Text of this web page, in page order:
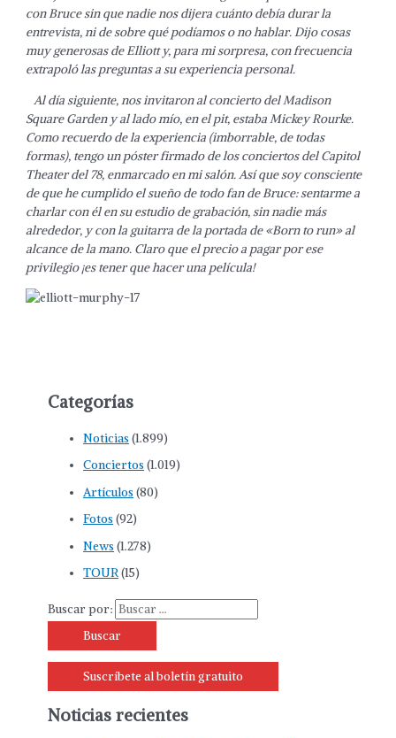
con Bruce sin que nadie nos dijera cuánto debía durar la
entrevista, ni de sobre qué podíamos o no hablar. Dijo cosas
muy generosas de Elliott y, para mi sorpresa, con frecuencia
extrapoló las preguntas a su experiencia personal.
Al día siguiente, nos invitaron al concierto del Madison
Square Garden y al lado mío, en el pit, estaba Mickey Rourke.
Como recuerdo de la experiencia (imborrable, de todas
formas), tengo un póster firmado de los conciertos del Capitol
Theater del 78, enmarcado en mi salón. Así que soy consciente
de que he cumplido el sueño de todo fan de Bruce: sentarme a
charlar con él en su estudio de grabación, sin nadie más
alrededor, y con la guitarra de la portada de «Born to run» al
alcance de la mano. Claro que el precio a pagar por ese
privilegio ¡es tener que hacer una película!
Categorías
Noticias (1.899)
Conciertos (1.019)
Artículos (80)
Fotos (92)
News (1.278)
TOUR(15)
Buscar por:
Suscríbete al boletín gratuito
Noticias recientes